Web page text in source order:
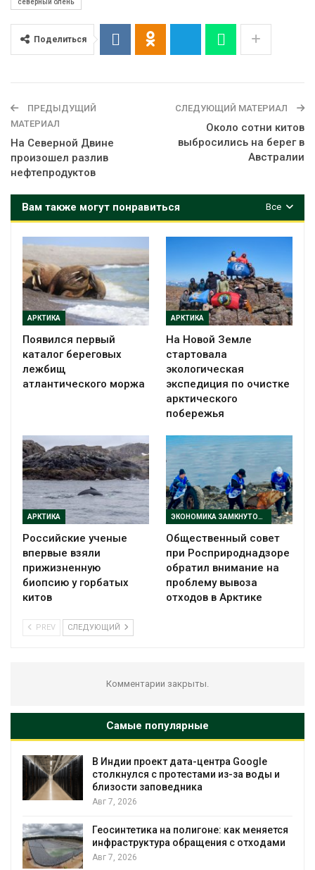
северный олень
Поделиться
ПРЕДЫДУЩИЙ
МАТЕРИАЛ
На Северной Двине
произошел разлив
нефтепродуктов
СЛЕДУЮЩИЙ МАТЕРИАЛ
Около сотни китов
выбросились на берег в
Австралии
Все
Вам также могут понравиться
АРКТИКА
Появился первый
каталог береговых
лежбищ
атлантического моржа
АРКТИКА
На Новой Земле
стартовала
экологическая
экспедиция по очистке
арктического
побережья
АРКТИКА
Российские ученые
впервые взяли
прижизненную
биопсию у горбатых
китов
ЭКОНОМИКА ЗАМКНУТОГО ЦИКЛА
Общественный совет
при Росприроднадзоре
обратил внимание на
проблему вывоза
отходов в Арктике
PREV СЛЕДУЮЩИЙ
Комментарии закрыты.
Самые популярные
В Индии проект дата-центра Google
столкнулся с протестами из-за воды и
близости заповедника
Авг 7, 2026
Геосинтетика на полигоне: как меняется
инфраструктура обращения с отходами
Авг 7, 2026